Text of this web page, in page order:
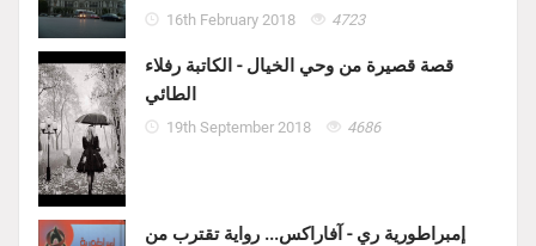
16th February 2018 4723
قصة قصيرة من وحي الخيال - الكاتبة رفلاء
الطائي
19th September 2018 4686
إمبراطورية ري - آفاراكس... رواية تقترب من